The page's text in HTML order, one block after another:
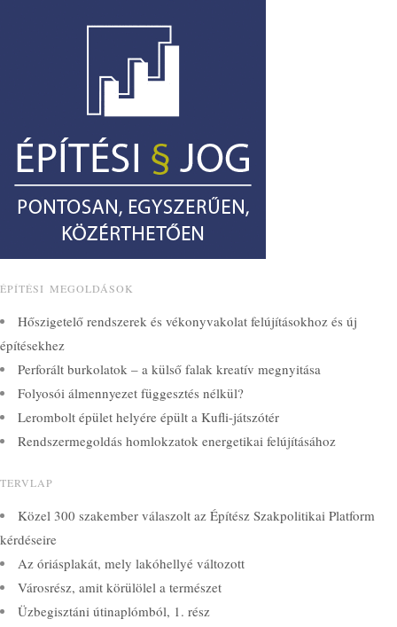
ÉPÍTÉSI MEGOLDÁSOK
Hőszigetelő rendszerek és vékonyvakolat felújításokhoz és új
építésekhez
Perforált burkolatok – a külső falak kreatív megnyitása
Folyosói álmennyezet függesztés nélkül?
Lerombolt épület helyére épült a Kufli-játszótér
Rendszermegoldás homlokzatok energetikai felújításához
TERVLAP
Közel 300 szakember válaszolt az Építész Szakpolitikai Platform
kérdéseire
Az óriásplakát, mely lakóhellyé változott
Városrész, amit körülölel a természet
Üzbegisztáni útinaplómból, 1. rész